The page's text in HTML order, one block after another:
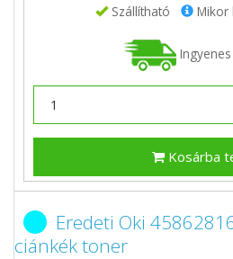
Szállítható Mikor
Kosárba
Eredeti Oki
ciánkék toner